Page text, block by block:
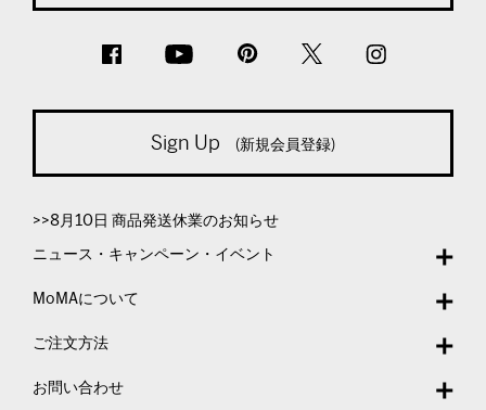
Sign Up (新規会員登録)
>>8月10日 商品発送休業のお知らせ
ニュース・キャンペーン・イベント
MoMAについて
ご注文方法
お問い合わせ